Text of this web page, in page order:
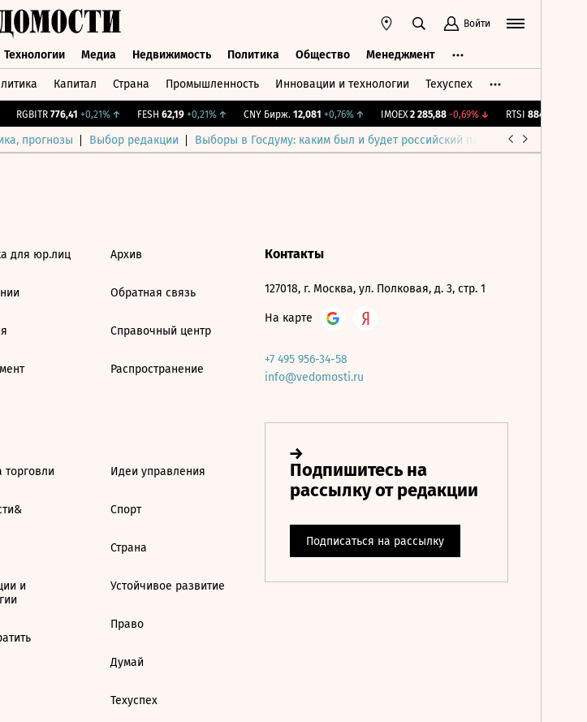
Войти
Технологии Медиа Недвижимость Политика Общество Менеджмент
Капитал Страна Промышленность Инновации и технологии Техуспех
RGBITR 776,41 +0,21%↑ FESH 62,19 +0,21%↑ CNY Бирж. 12,081 +0,76%↑ IMOEX 2 285,88 -0,69%↓ RTSI 884,56
прогнозы Выбор редакции Выборы в Госдуму: каким был и будет российский парламент
для юр.лиц Архив
Обратная связь
Справочный центр
Распространение
торговли
и
Идеи управления
Спорт
Страна
Устойчивое развитие
Право
Думай
Техуспех
Контакты
127018, г. Москва, ул. Полковая, д. 3, стр. 1
На карте
+7 495 956-34-58
info@vedomosti.ru